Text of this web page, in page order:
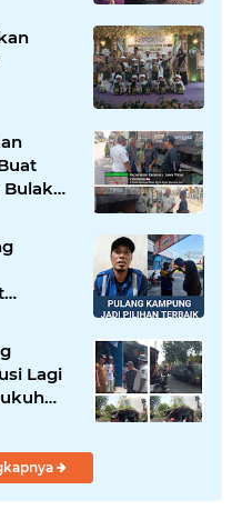
Bulak
Lagi